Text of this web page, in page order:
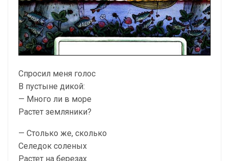
Спросил меня голос
В пустыне дикой:
— Много ли в море
Растет земляники?
— Столько же, сколько
Селедок соленых
Растет на березах